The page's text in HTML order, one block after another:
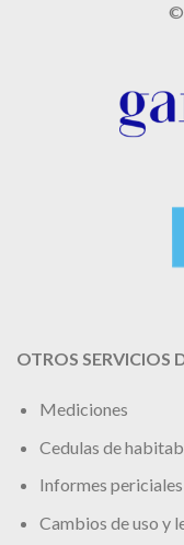
©
OTROS SERVICIOS
Mediciones
Cedulas de
Informes periciales
Cambios de uso y